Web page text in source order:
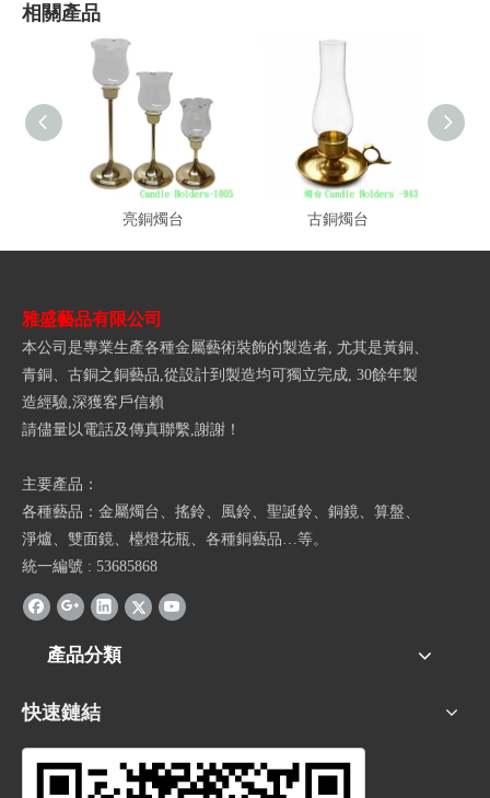
相關產品
亮銅燭台 古銅燭台
雅盛藝品有限公司
本公司是專業生產各種金屬藝術裝飾的製造者, 尤其是黃銅、
青銅、古銅之銅藝品,從設計到製造均可獨立完成, 30餘年製
造經驗,深獲客戶信賴
請儘量以電話及傳真聯繫,謝謝！
主要產品：
各種藝品：金屬燭台、搖鈴、風鈴、聖誕鈴、銅鏡、算盤、
淨爐、雙面鏡、檯燈花瓶、各種銅藝品…等。
統一編號 : 53685868
產品分類
快速鏈結